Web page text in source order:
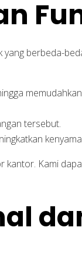
berbeda-
tersebut.
kantor. Kami